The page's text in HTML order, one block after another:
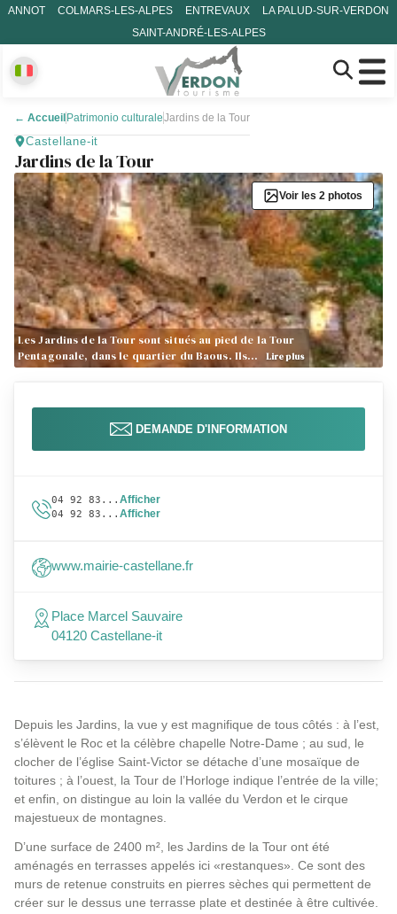
ANNOT COLMARS-LES-ALPES ENTREVAUX
LA PALUD-SUR-VERDON
SAINT-ANDRÉ-LES-ALPES
← Accueil Patrimonio culturaleJardins de la Tour
Castellane-it
Jardins de la Tour
Les Jardins de la Tour sont situés au pied de la Tour
Pentagonale, dans le quartier du Baous. Ils…
Lire plus
Voir les 2 photos
Depuis les Jardins, la vue y est magnifique de tous côtés : à l’est,
s’élèvent le Roc et la célèbre chapelle Notre-Dame ; au sud, le
clocher de l’église Saint-Victor se détache d’une mosaïque de
toitures ; à l’ouest, la Tour de l’Horloge indique l’entrée de la ville;
et enfin, on distingue au loin la vallée du Verdon et le cirque
majestueux de montagnes.
D’une surface de 2400 m², les Jardins de la Tour ont été
aménagés en terrasses appelés ici «restanques». Ce sont des
murs de retenue construits en pierres sèches qui permettent de
créer sur le dessus une terrasse plate et destinée à être cultivée.
DEMANDE D'INFORMATION
04 92 83... Afficher
04 92 83... Afficher
www.mairie-castellane.fr
Place Marcel Sauvaire
04120 Castellane-it